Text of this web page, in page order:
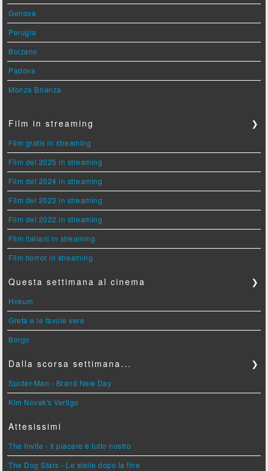
Genova
Perugia
Bolzano
Padova
Monza Brianza
Film in streaming ❯
Film gratis in streaming
Film del 2025 in streaming
Film del 2024 in streaming
Film del 2023 in streaming
Film del 2022 in streaming
Film italiani in streaming
Film horror in streaming
Questa settimana al cinema ❯
Hokum
Greta e le favole vere
Borgo
Dalla scorsa settimana... ❯
Spider-Man - Brand New Day
Kim Novak's Vertigo
Attesissimi
The Invite - Il piacere è tutto nostro
The Dog Stars - Le stelle dopo la fine